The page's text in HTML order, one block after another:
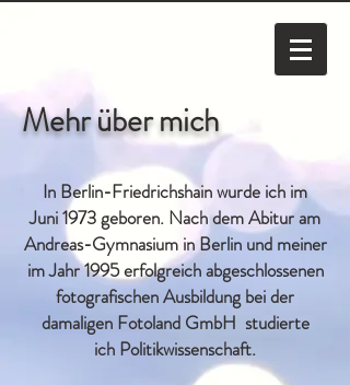
Mehr über mich
In Berlin-Friedrichshain wurde ich im
Juni 1973 geboren. Nach dem Abitur am
Andreas-Gymnasium in Berlin und meiner
im Jahr 1995 erfolgreich abgeschlossenen
fotografischen Ausbildung bei der
damaligen Fotoland GmbH studierte
ich Politikwissenschaft.